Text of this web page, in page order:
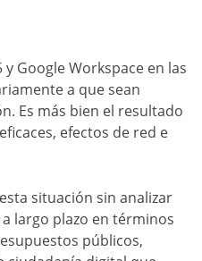
Google Workspace en las
a que sean
Es más bien el resultado
efectos de red e
situación sin analizar
largo plazo en términos
públicos,